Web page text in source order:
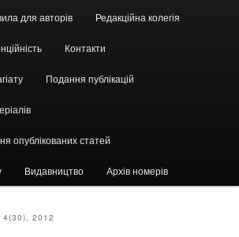
для авторів Редакційна колегія
Контакти
Подання публікацій
опублікованих статей
Видавництво Архів номерів
4(30), 2012